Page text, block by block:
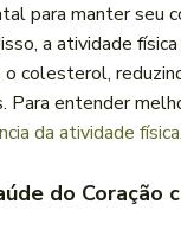
para manter seu
a atividade
colesterol,
Para entender
da atividade física.
do Coração